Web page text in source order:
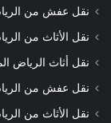
نقل عفش من
نقل الأثاث من
نقل أثاث الرياض
نقل عفش من
نقل الأثاث من